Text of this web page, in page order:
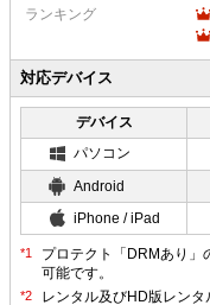
ランキング
対応デバイス
デバイス
パソコン
Android
iPhone / iPad
プロテクト「DRMあり」
可能です。